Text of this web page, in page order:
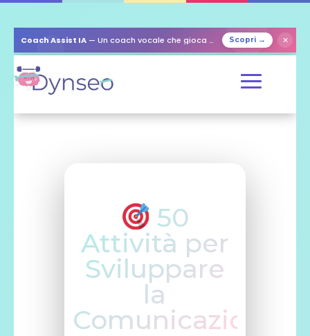
Coach Assist IA — Un coach vocale che gioca con i tuoi cari Scopri → ✕
50
Attività per
Sviluppare
la
Comunicazione